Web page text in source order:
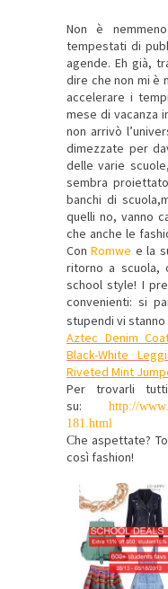
Non è
tempestati di
agende. Eh già,
dire che non mi è
accelerare i
mese di vacanza
non arrivò
dimezzate per
delle varie
sembra
banchi di
quelli no, vanno
che anche le
ConRomwe e la
ritorno a scuola,
school style! I
convenienti: si
stupendi vi
Aztec Denim
Black-White
Riveted Mint
Per trovarli
su:
http://
181.html
Che aspettate?
così fashion!